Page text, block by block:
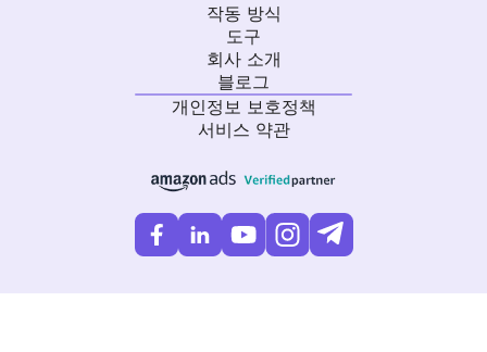
작동 방식
도구
회사 소개
블로그
개인정보 보호정책
서비스 약관